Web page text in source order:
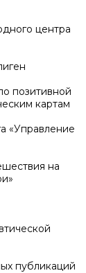
центра
позитивной
картам
«Управление
на
публикаций